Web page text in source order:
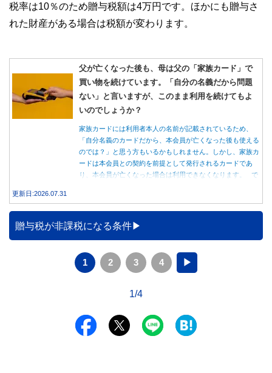
税率は10％のため贈与税額は4万円です。ほかにも贈与さ
れた財産がある場合は税額が変わります。
父が亡くなった後も、母は父の「家族カード」で
買い物を続けています。「自分の名義だから問題
ない」と言いますが、このまま利用を続けてもよ
いのでしょうか？
家族カードには利用者本人の名前が記載されているため、
「自分名義のカードだから、本会員が亡くなった後も使える
のでは？」と思う方もいるかもしれません。しかし、家族カ
ードは本会員との契約を前提として発行されるカードであ
り、本会員が亡くなった場合は利用できなくなります。 で
族が行うべき手続きについて分かりやすく解説します。
更新日:2026.07.31
贈与税が非課税になる条件
1 2 3 4 ▶
1/4